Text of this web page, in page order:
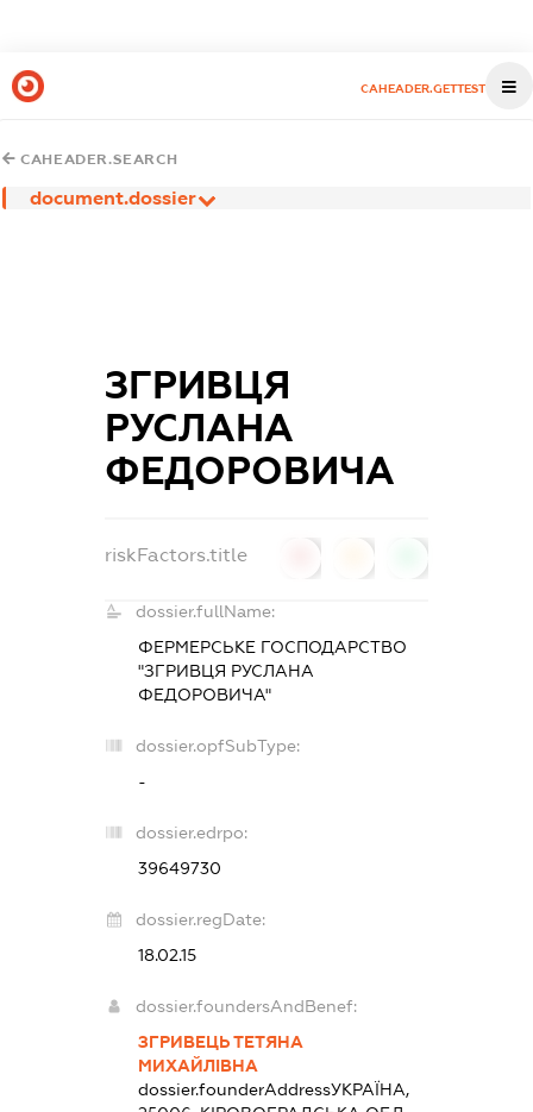
CAHEADER.GETTEST
CAHEADER.SEARCH
document.dossier
ЗГРИВЦЯ
РУСЛАНА
ФЕДОРОВИЧА
riskFactors.title
dossier.fullName:
ФЕРМЕРСЬКЕ ГОСПОДАРСТВО
"ЗГРИВЦЯ РУСЛАНА
ФЕДОРОВИЧА"
dossier.opfSubType:
-
dossier.edrpo:
39649730
dossier.regDate:
18.02.15
dossier.foundersAndBenef:
ЗГРИВЕЦЬ ТЕТЯНА
МИХАЙЛІВНА
dossier.founderAddressУКРАЇНА,